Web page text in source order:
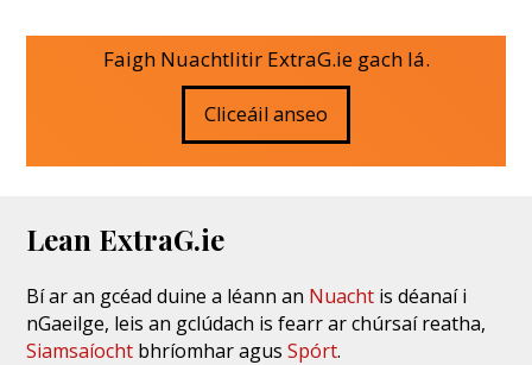
Faigh Nuachtlitir ExtraG.ie gach lá.
Cliceáil anseo
Lean ExtraG.ie
Bí ar an gcéad duine a léann an Nuacht is déanaí i
nGaeilge, leis an gclúdach is fearr ar chúrsaí reatha,
Siamsaíocht bhríomhar agusSpórt.